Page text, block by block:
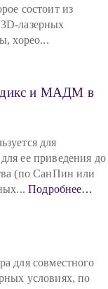
состоит из
лазерных
хорео...
и МАДМ в
для
ее приведения до
(по СанПин или
Подробнее…
для совместного
условиях, по